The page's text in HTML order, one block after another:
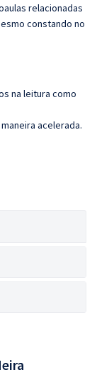
relacionadas
constando no
na leitura como
acelerada.